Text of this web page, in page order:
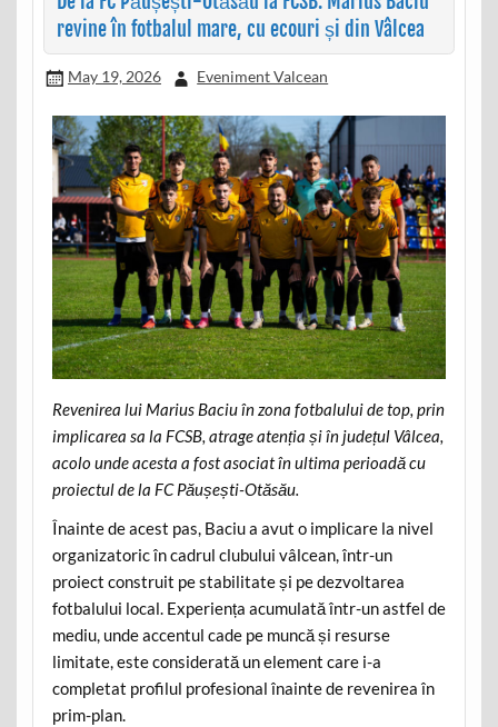
revine în fotbalul mare, cu ecouri și din Vâlcea
May 19, 2026 Eveniment Valcean
Revenirea lui Marius Baciu în zona fotbalului de top, prin
implicarea sa la FCSB, atrage atenția și în județul Vâlcea,
acolo unde acesta a fost asociat în ultima perioadă cu
proiectul de la FC Păușești-Otăsău.
Înainte de acest pas, Baciu a avut o implicare la nivel
organizatoric în cadrul clubului vâlcean, într-un
proiect construit pe stabilitate și pe dezvoltarea
fotbalului local. Experiența acumulată într-un astfel de
mediu, unde accentul cade pe muncă și resurse
limitate, este considerată un element care i-a
completat profilul profesional înainte de revenirea în
prim-plan.